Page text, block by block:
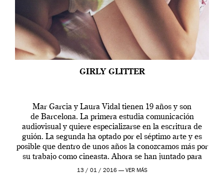
GIRLY GLITTER
Mar Garcia y Laura Vidal tienen 19 años y son
de Barcelona. La primera estudia comunicación
audiovisual y quiere especializarse en la escritura de
guión. La segunda ha optado por el séptimo arte y es
posible que dentro de unos años la conozcamos más por
su trabajo como cineasta. Ahora se han juntado para
contarnos una […]
13 / 01 / 2016 — VER MÁS